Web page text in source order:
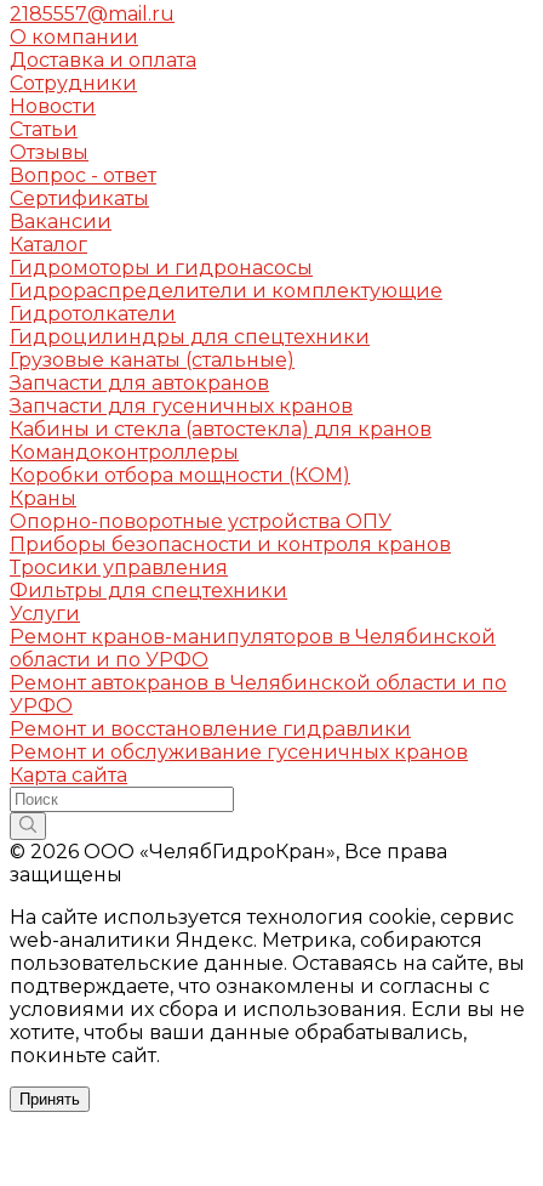
2185557@mail.ru
О компании
Доставка и оплата
Сотрудники
Новости
Статьи
Отзывы
Вопрос - ответ
Сертификаты
Вакансии
Каталог
Гидромоторы и гидронасосы
Гидрораспределители и комплектующие
Гидротолкатели
Гидроцилиндры для спецтехники
Грузовые канаты (стальные)
Запчасти для автокранов
Запчасти для гусеничных кранов
Кабины и стекла (автостекла) для кранов
Командоконтроллеры
Коробки отбора мощности (КОМ)
Краны
Опорно-поворотные устройства ОПУ
Приборы безопасности и контроля кранов
Тросики управления
Фильтры для спецтехники
Услуги
Ремонт кранов-манипуляторов в Челябинской
области и по УРФО
Ремонт автокранов в Челябинской области и по
УРФО
Ремонт и восстановление гидравлики
Ремонт и обслуживание гусеничных кранов
Карта сайта
© 2026 ООО «ЧелябГидроКран», Все права
защищены
На сайте используется технология cookie, сервис
web-аналитики Яндекс. Метрика, собираются
пользовательские данные. Оставаясь на сайте, вы
подтверждаете, что ознакомлены и согласны с
условиями их сбора и использования. Если вы не
хотите, чтобы ваши данные обрабатывались,
покиньте сайт.
Принять